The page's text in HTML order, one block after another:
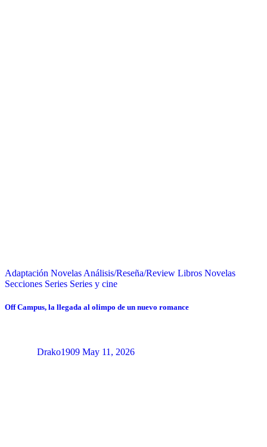
Adaptación Novelas Análisis/Reseña/Review Libros Novelas
Secciones Series Series y cine
Off Campus, la llegada al olimpo de un nuevo romance
Drako1909 May 11, 2026